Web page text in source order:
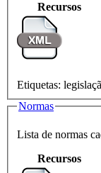
Recursos
Etiquetas:
Normas
Lista de normas
Recursos